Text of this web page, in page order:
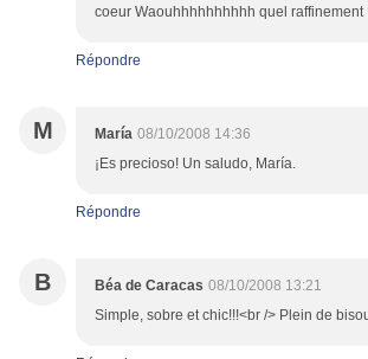
coeur Waouhhhhhhhhhh quel raffinement
Répondre
M María 08/10/2008 14:36
¡Es precioso! Un saludo, María.
Répondre
B Béa de Caracas 08/10/2008 13:21
Simple, sobre et chic!!!<br /> Plein de